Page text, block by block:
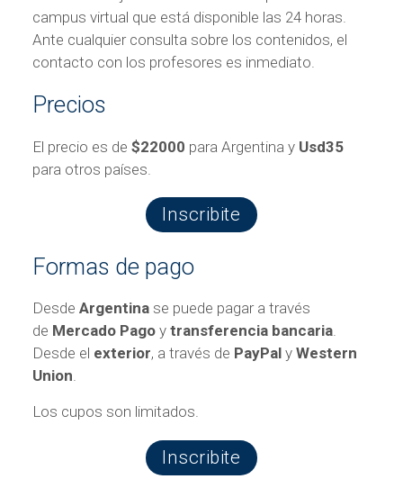
campus virtual que está disponible las 24 horas.
Ante cualquier consulta sobre los contenidos, el
contacto con los profesores es inmediato.
Precios
El precio es de $22000 para Argentina y Usd35
para otros países.
Inscribite
Formas de pago
Desde Argentinase puede pagar a través
de Mercado Pagoy transferencia bancaria.
Desde el exterior, a través de PayPaly Western
Union.
Los cupos son limitados.
Inscribite